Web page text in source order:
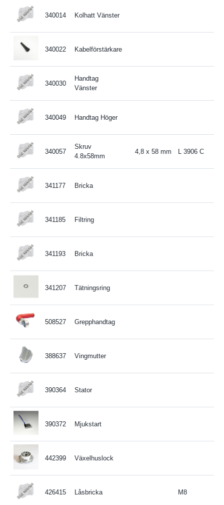
340014 Kolhatt Vänster
340022 Kabelförstärkare
340030
Handtag
Vänster
340049 Handtag Höger
340057
Skruv
4.8x58mm
4,8 x 58 mm L 3906 C
341177 Bricka
341185 Filtring
341193 Bricka
341207 Tätningsring
508527 Grepphandtag
388637 Vingmutter
390364 Stator
390372 Mjukstart
442399 Växelhuslock
426415 Låsbricka M8